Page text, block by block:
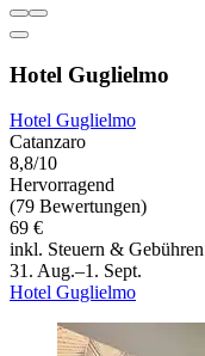
Hotel Guglielmo
Hotel Guglielmo
Catanzaro
8,8/10
Hervorragend
(79 Bewertungen)
69 €
inkl. Steuern & Gebühren
31. Aug.–1. Sept.
Hotel Guglielmo